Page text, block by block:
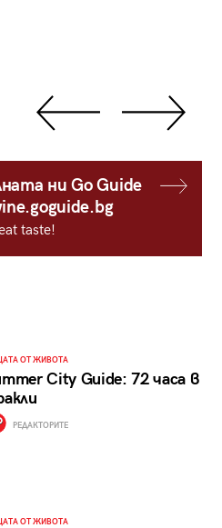
ни Go Guide
taste!
ОТ ЖИВОТА
City Guide: 72 часа в
РЕДАКТОРИТЕ
ОТ ЖИВОТА